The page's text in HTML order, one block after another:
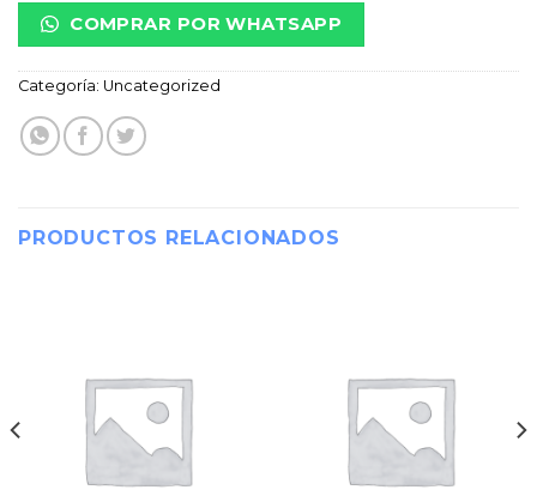
COMPRAR POR WHATSAPP
Categoría: Uncategorized
PRODUCTOS RELACIONADOS